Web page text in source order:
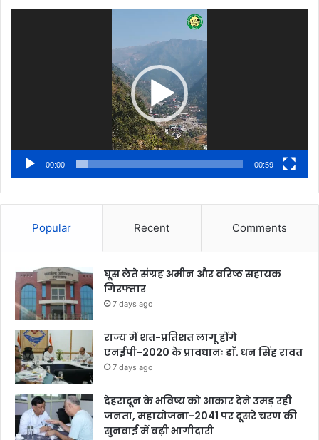
00:00 00:59
Popular Recent Comments
घूस लेते संग्रह अमीन और वरिष्ठ सहायक
गिरफ्तार
7 days ago
राज्य में शत-प्रतिशत लागू होंगे
एनईपी-2020 के प्रावधानः डाॅ. धन सिंह रावत
7 days ago
देहरादून के भविष्य को आकार देने उमड़ रही
जनता, महायोजना-2041 पर दूसरे चरण की
सुनवाई में बढ़ी भागीदारी